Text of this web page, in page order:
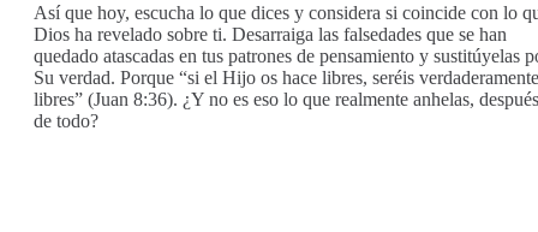
Así que hoy, escucha lo que dices y considera si coincide con lo
Dios ha revelado sobre ti. Desarraiga las falsedades que se han
quedado atascadas en tus patrones de pensamiento y sustitúyelas
Su verdad. Porque “si el Hijo os hace libres, seréis verdaderamente
libres” (Juan 8:36). ¿Y no es eso lo que realmente anhelas, después
de todo?